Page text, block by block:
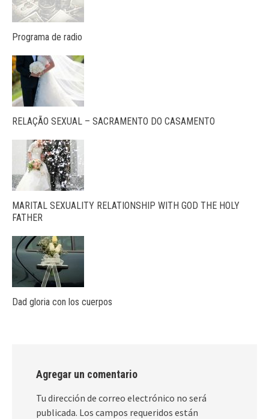
Programa de radio
RELAÇÃO SEXUAL – SACRAMENTO DO CASAMENTO
MARITAL SEXUALITY RELATIONSHIP WITH GOD THE HOLY
FATHER
Dad gloria con los cuerpos
Agregar un comentario
Tu dirección de correo electrónico no será
publicada. Los campos requeridos están